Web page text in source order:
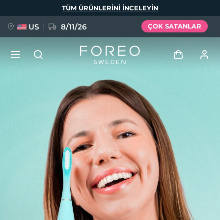
TÜM ÜRÜNLERINI INCELEYIN
US 8/11/26 ÇOK SATANLAR
Kullanici profi̇li̇
Cihazlarım
Siparişlerim
Adresim
Aboneliklerim
FAQ™ Pure Beauty-Tech Elixir
BREAKING NEWS
issa™ Teeth Whitening Set
Dil Seçimi
Deutsch
Español
Français
Italiano
Português
Svenska
Русский
简体中文 繁體中文